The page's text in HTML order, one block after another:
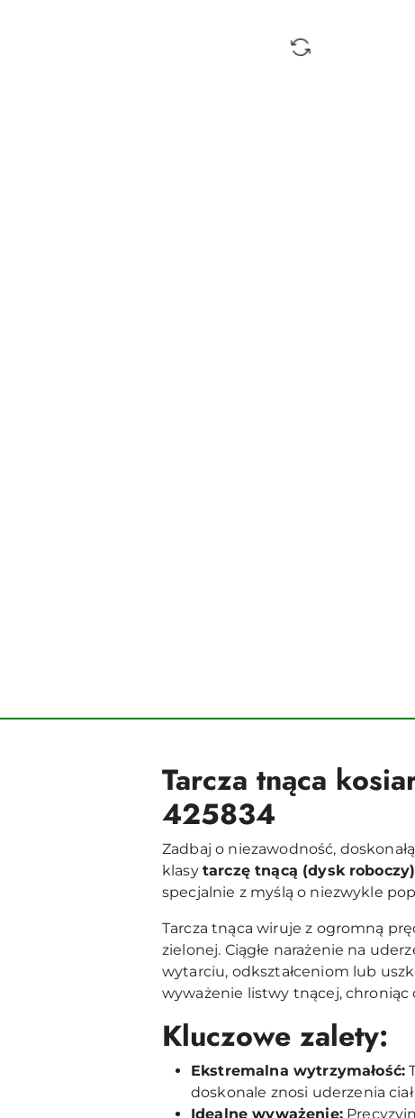
Tarcza tnąca
425834
Zadbaj o niezawodność,
klasy tarczę tnącą (dysk roboczy)
specjalnie z myślą o niezwykle
Tarcza tnąca wiruje z ogromną
zielonej. Ciągłe narażenie na
wytarciu, odkształceniom lub
wyważenie listwy tnącej, chroniąc
Kluczowe zalety:
Ekstremalna wytrzymałość:
doskonale znosi uderzenia
Idealne wyważenie: